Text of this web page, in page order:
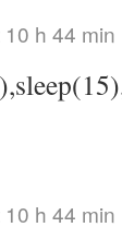
h 44 min
h 44 min